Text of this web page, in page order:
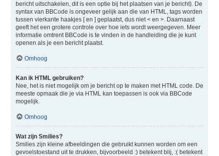
bericht uitschakelen, dit is een optie bij het plaatsen van je bericht). De
syntax van BBCode is ongeveer gelijk aan die van HTML, tags worden
tussen vierkante haakjes [ en ] geplaatst, dus niet < en >. Daarnaast
geeft het een grotere controle over hoe iets wordt weergegeven. Meer
informatie omtrent BBCode is te vinden in de handleiding die je kunt
openen als je een bericht plaatst.
Omhoog
Kan ik HTML gebruiken?
Nee, het is niet mogelijk om je bericht op te maken met HTML code. De
meeste opmaak die je via HTML kan toepassen is ook via BBCode
mogelijk.
Omhoog
Wat zijn Smilies?
Smilies zijn kleine afbeeldingen die gebruikt kunnen worden om een
gevoelstoestand uit te drukken, bijvoorbeeld :) betekent blij, :( betekent